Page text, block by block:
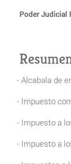
Poder Judicial
- Alcabala de
- Impuesto
- Impuesto a
- Impuesto a